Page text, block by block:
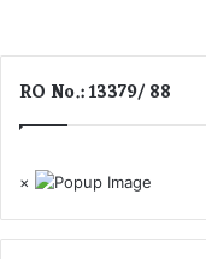
RO No.: 13379/ 88
×